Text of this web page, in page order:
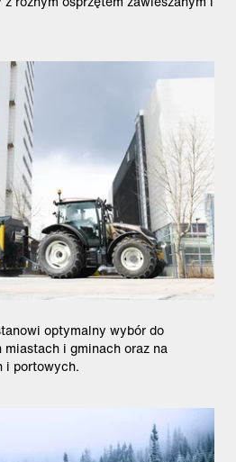
optymalny wybór do
i gminach oraz na
i portowych.